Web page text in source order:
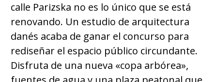
calle Parizska no es lo único que se está
renovando. Un estudio de arquitectura
danés acaba de ganar el concurso para
rediseñar el espacio público circundante.
Disfruta de una nueva «copa arbórea»,